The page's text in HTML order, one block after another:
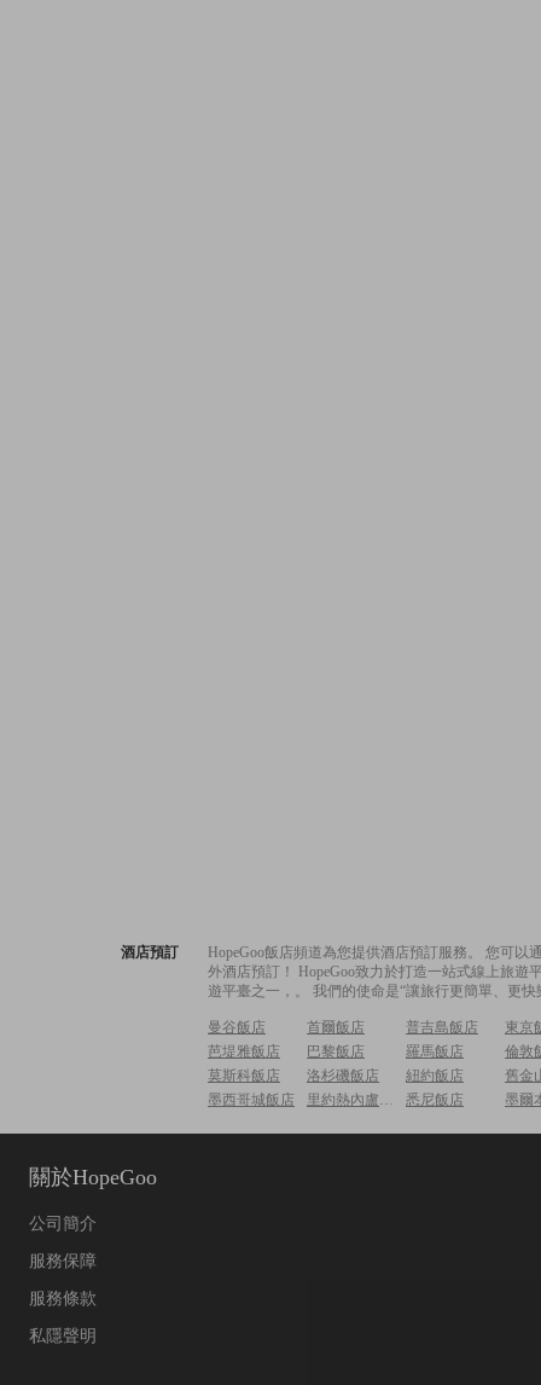
酒店預訂
HopeGoo飯店頻道為您提供酒店預訂服務。 您可
外酒店預訂！ HopeGoo致力於打造一站式線上旅
遊平臺之一，。 我們的使命是“讓旅行更簡單、更
曼谷飯店 首爾飯店 普吉島飯店
東京
芭堤雅飯店
巴黎飯店 羅馬飯店
倫敦
莫斯科飯店
洛杉磯飯店 紐約飯店
舊金
墨西哥城飯店
里約熱內盧飯店 悉尼飯店 墨爾
關於HopeGoo
公司簡介
服務保障
服務條款
私隱聲明